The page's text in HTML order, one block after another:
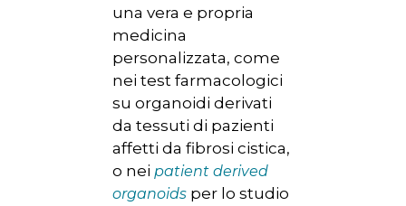
una vera e propria
medicina
personalizzata, come
nei test farmacologici
su organoidi derivati
da tessuti di pazienti
affetti da fibrosi cistica,
o nei patient derived
organoids per lo studio